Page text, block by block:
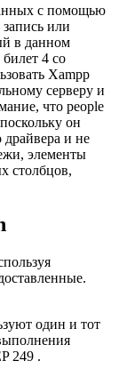
с помощью
или
в данном
4 со
Xampp
серверу и
что people
он
драйвера и не
элементы
столбцов,
один и тот
249 .